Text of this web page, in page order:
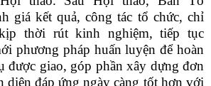
giá kết quả, công tác tổ chức, chỉ
thời rút kinh nghiệm, tiếp tục
phương pháp huấn luyện để hoàn
được giao, góp phần xây dựng đơn
diện đáp ứng ngày càng tốt hơn với